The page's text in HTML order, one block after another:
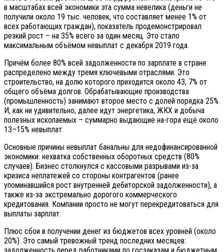
в масштабах всей экономики эта сумма невелика (деньги не
получили около 19 тыс. человек, что составляет менее 1% от
всех работающих граждан), показатель продемонстрировал
резкий рост – на 35% всего за один месяц. Это стало
максимальным объёмом невыплат с декабря 2019 года.
Причём более 80% всей задолженности по зарплате в стране
распределено между тремя ключевыми отраслями. Это
строительство, на долю которого приходится около 43, 7% от
общего объёма долгов. Обрабатывающие производства
(промышленность) занимают второе место с долей порядка 25%.
И, как ни удивительно, далее идут энергетика, ЖКХ и добыча
полезных ископаемых – суммарно выдающие на-гора ещё около
13–15% невыплат.
Основные причины невыплат банальны для недофинансированной
экономики: нехватка собственных оборотных средств (80%
случаев). Бизнес столкнулся с кассовыми разрывами из-за
кризиса неплатежей со стороны контрагентов (ранее
упоминавшийся рост внутренней дебиторской задолженности), а
также из-за экстремально дорогого коммерческого
кредитования. Компании просто не могут перекредитоваться для
выплаты зарплат.
Плюс сбои в получении денег из бюджетов всех уровней (около
20%). Это самый тревожный тренд последних месяцев: